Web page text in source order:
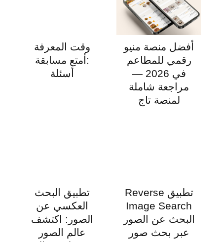
أفضل منصة منيو
رقمي للمطاعم
في 2026 —
مراجعة شاملة
لمنصة تاج
وقت المعرفة
:أمتع مسابقة
أسئلة
تطبيق Reverse
Image Search
البحث عن الصور
عبر بحث صور
تطبيق البحث
العكسي عن
الصور: اكتشف
عالم الصور